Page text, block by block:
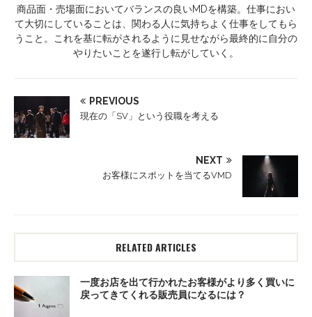
商品面・売場面においてバランスの良いMDを構築。仕事におい
て大切にしていることは、関わる人に気持ちよく仕事をしてもら
うこと。これを基に転がされるように見せながら最終的に自分の
やりたいことを遂行し転がしていく。
PREVIOUS
現在の「SV」という役職を考える
NEXT
お客様にスポットを当てるVMD
RELATED ARTICLES
一度お店を出て行かれたお客様がより多く買いに
戻ってきてくれる販売員になるには？